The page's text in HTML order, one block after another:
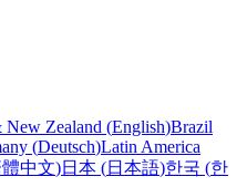
New Zealand (English)Brazil
(Deutsch)Latin America
中文)日本 (日本語)한국 (한